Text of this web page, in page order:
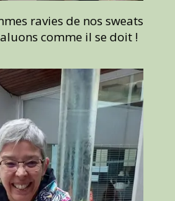
ravies de nos sweats
comme il se doit !